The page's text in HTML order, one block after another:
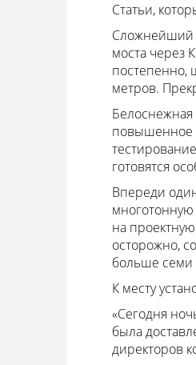
Статьи,
Сложнейший
моста через
постепенно,
метров.
Белоснежная
повышенное
готовятся
Впереди
на
осторожно,
больше семи
К месту
«Сегодня
была
директоров